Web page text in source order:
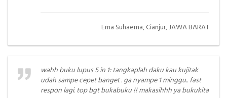
Ema Suhaema, Cianjur, JAWA BARAT
wahh buku lupus 5 in 1: tangkaplah daku kau kujitak
udah sampe cepet banget . ga nyampe 1 minggu.. fast
respon lagi. top bgt bukabuku !! makasihhh ya bukukita